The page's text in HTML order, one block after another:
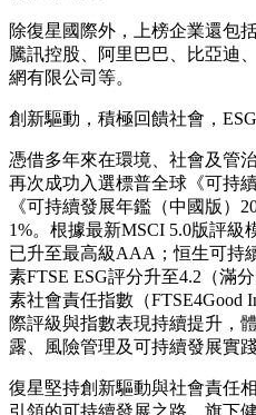
除復星國際外，上榜企業還包
騰訊控股、阿里巴巴、比亞迪
網有限公司等。
創新驅動，積極回饋社會，
憑借多年來在環境、社會及管
再次成功入選標普全球《可持
《可持續發展年鑑（中國版）
1%。根據最新MSCI 5.0版評級
已升至最高級AAA；恒生可持
素FTSE ESG評分升至4.2（滿
素社會責任指數（FTSE4Good
際評級與指數表現持續提升，
露、風險管理及可持續發展實
復星堅持創新驅動與社會責任
引領的可持續發展之路。旗下